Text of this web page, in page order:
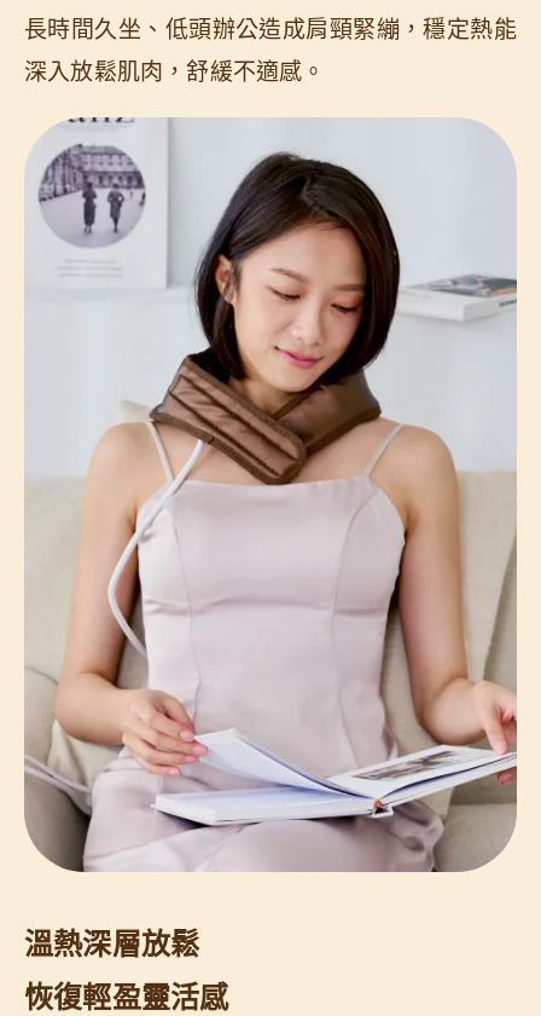
長時間久坐、低頭辦公造成肩頸緊繃，穩定熱能
深入放鬆肌肉，舒緩不適感。
溫熱深層放鬆
恢復輕盈靈活感